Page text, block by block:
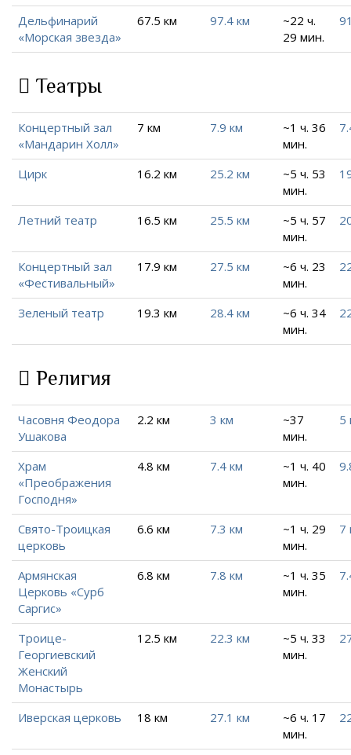
Дельфинарий
«Морская звезда»
67.5 км 97.4 км
~22 ч.
29 мин.
Театры
Концертный зал
«Мандарин Холл»
7 км 7.9 км
~1 ч. 36
мин.
Цирк 16.2 км 25.2 км
~5 ч. 53
мин.
Летний театр 16.5 км 25.5 км
~5 ч. 57
мин.
Концертный зал
«Фестивальный»
17.9 км 27.5 км
~6 ч. 23
мин.
Зеленый театр 19.3 км 28.4 км
~6 ч. 34
мин.
Религия
Часовня Феодора
Ушакова
2.2 км 3 км
~37
мин.
5
Храм
«Преображения
Господня»
4.8 км 7.4 км
~1 ч. 40
мин.
Свято-Троицкая
церковь
6.6 км 7.3 км
~1 ч. 29
мин.
7
Армянская
Церковь «Сурб
Саргис»
6.8 км 7.8 км
~1 ч. 35
мин.
Троице-
Георгиевский
Женский
Монастырь
12.5 км 22.3 км
~5 ч. 33
мин.
Иверская церковь 18 км 27.1 км
~6 ч. 17
мин.